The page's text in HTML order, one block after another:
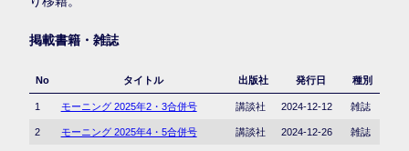
掲載書籍・雑誌
No タイトル 出版社 発行日 種別
1 モーニング 2025年2・3合併号 講談社 2024-12-12 雑誌
2 モーニング 2025年4・5合併号 講談社 2024-12-26 雑誌